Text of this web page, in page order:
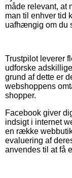
måde relevant, at
man til enhver tid
uafhængig om du
Trustpilot leverer
udforske
grund af dette er
webshoppens
shopper.
Facebook giver
indsigt i internet
en række
evaluering af
anvendes til at få